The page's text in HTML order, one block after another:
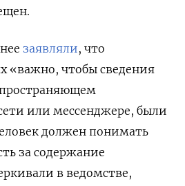
заявляли, что
«важно, чтобы сведения
или мессенджере, были
должен понимать
за содержание
в ведомстве,